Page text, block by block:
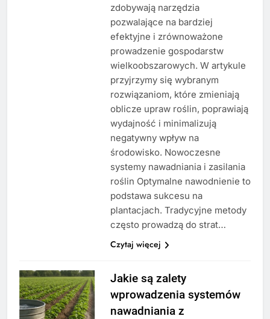
zdobywają narzędzia
pozwalające na bardziej
efektyjne i zrównoważone
prowadzenie gospodarstw
wielkoobszarowych. W artykule
przyjrzymy się wybranym
rozwiązaniom, które zmieniają
oblicze upraw roślin, poprawiają
wydajność i minimalizują
negatywny wpływ na
środowisko. Nowoczesne
systemy nawadniania i zasilania
roślin Optymalne nawodnienie to
podstawa sukcesu na
plantacjach. Tradycyjne metody
często prowadzą do strat…
Czytaj więcej
Jakie są zalety
wprowadzenia systemów
nawadniania z